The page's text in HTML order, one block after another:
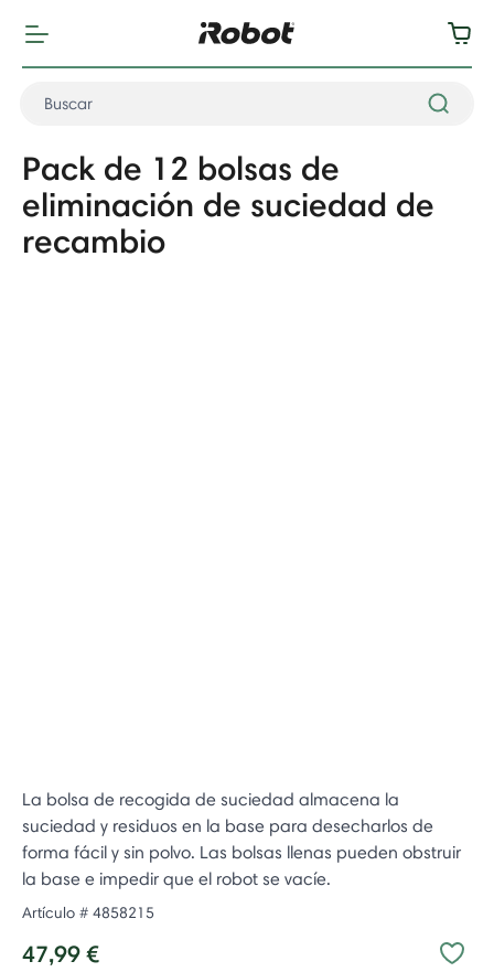
Pack de 12 bolsas de
eliminación de suciedad de
recambio
La bolsa de recogida de suciedad almacena la
suciedad y residuos en la base para desecharlos de
forma fácil y sin polvo. Las bolsas llenas pueden obstruir
la base e impedir que el robot se vacíe.
Artículo # 4858215
47,99 €